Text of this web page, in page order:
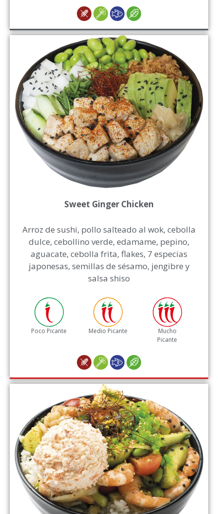
Sweet Ginger Chicken
Arroz de sushi, pollo salteado al wok, cebolla
dulce, cebollino verde, edamame, pepino,
aguacate, cebolla frita, flakes, 7 especias
japonesas, semillas de sésamo, jengibre y
salsa shiso
Poco Picante Medio Picante
Mucho
Picante